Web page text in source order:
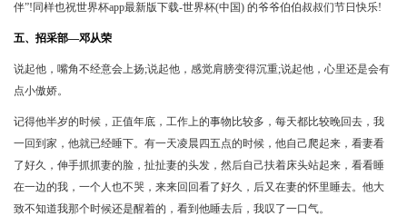
伴”!同样也祝世界杯app最新版下载-世界杯(中国) 的爷爷伯伯叔叔们节日快乐!
五、招采部—邓从荣
说起他，嘴角不经意会上扬;说起他，感觉肩膀变得沉重;说起他，心里还是会有
点小傲娇。
记得他半岁的时候，正值年底，工作上的事物比较多，每天都比较晚回去，我
一回到家，他就已经睡下。有一天凌晨四五点的时候，他自己爬起来，看妻看
了好久，伸手抓抓妻的脸，扯扯妻的头发，然后自己扶着床头站起来，看看睡
在一边的我，一个人也不哭，来来回回看了好久，后又在妻的怀里睡去。他大
致不知道我那个时候还是醒着的，看到他睡去后，我叹了一口气。